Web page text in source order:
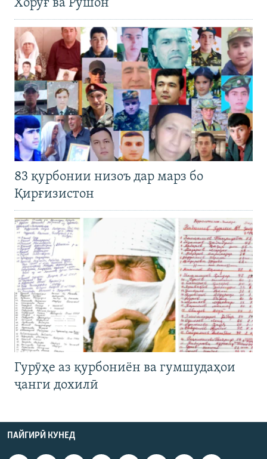
Хоруғ ва Рӯшон
83 қурбонии низоъ дар марз бо
Қирғизистон
Гурӯҳе аз қурбониён ва гумшудаҳои
ҷанги дохилӣ
ПАЙГИРӢ КУНЕД